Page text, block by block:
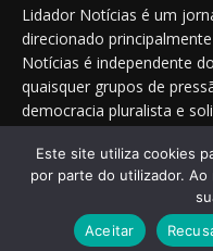
Lidador Notícias é um
direcionado
Notícias é independente
quaisquer grupos de
democracia pluralista e
Saiba onde nos
Este site utiliza cookies
por parte do utilizador.
Aceitar